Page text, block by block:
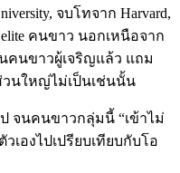
จบโทจาก Harvard,
คนขาว นอกเหนือจาก
คนขาวผู้เจริญแล้ว แถม
นใหญ่ไม่เป็นเช่นนั้น
ป จนคนขาวกลุ่มนี้ “เข้าไม่
เองไปเปรียบเทียบกับโอ